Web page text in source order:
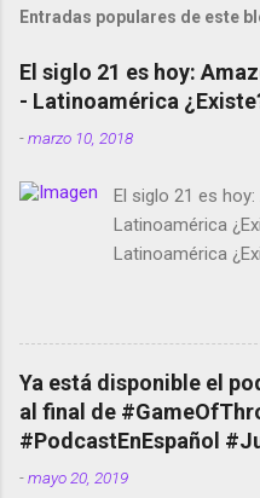
Entradas populares de este
El siglo 21 es hoy:
- Latinoamérica
-marzo 10, 2018
El siglo 21 es
Latinoamérica
Latinoamérica
temporada de
cuentas
copyright en
red social
película Francisco
smartphone en
Media GoBee -
Ya está disponible el
al final de
#PodcastEnEspañol
-mayo 20, 2019